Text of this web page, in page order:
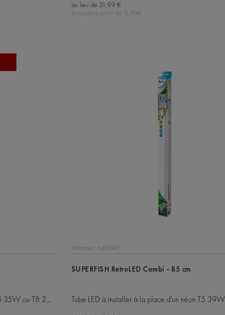
au lieu de 31,99 €
Livraison à partir de 3,99€
Tube LED à installer à la place d'un néon T5 35W ou T8 25W
Référence : A4020475
SUPERFISH RetroLED Combi - 85 cm
Tube LED à installer à la place d'un néon T5 39W